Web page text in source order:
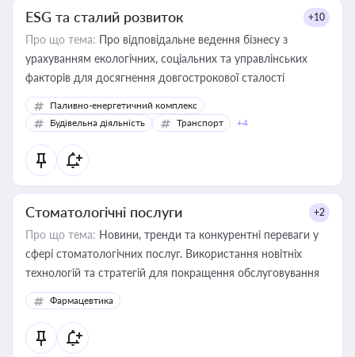
ESG та сталий розвиток +10
Про що тема: Про відповідальне ведення бізнесу з
урахуванням екологічних, соціальних та управлінських
факторів для досягнення довгострокової сталості
Паливно-енергетичний комплекс
Будівельна діяльність
Транспорт +4
Стоматологічні послуги +2
Про що тема: Новини, тренди та конкурентні переваги у
сфері стоматологічних послуг. Використання новітніх
технологій та стратегій для покращення обслуговування
Фармацевтика